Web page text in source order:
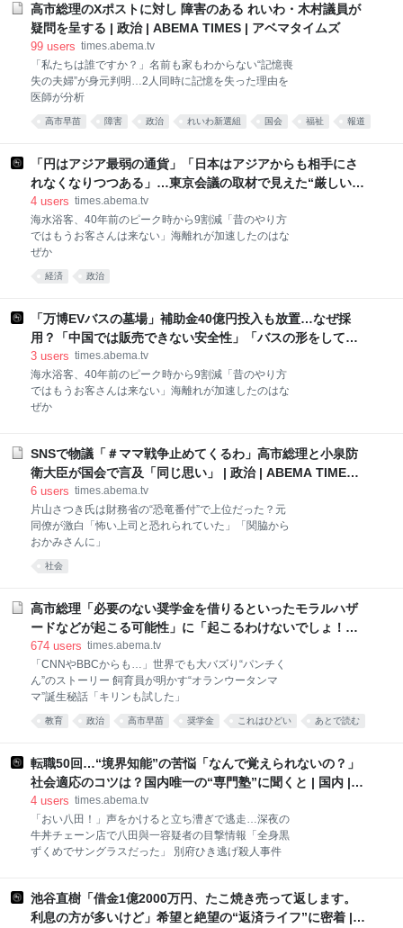
が語る胸中 名古屋主婦殺害事件
高市総理のXポストに対し 障害のある れいわ・木村議員が
疑問を呈する | 政治 | ABEMA TIMES | アベマタイムズ
99 users times.abema.tv
「私たちは誰ですか？」名前も家もわからない“記憶喪
失の夫婦”が身元判明…2人同時に記憶を失った理由を
医師が分析
高市早苗 障害 政治 れいわ新選組 国会 福祉 報道
「円はアジア最弱の通貨」「日本はアジアからも相手にさ
れなくなりつつある」…東京会議の取材で見えた“厳しい日
本人の現実”とは？ 原因は少子高齢化ではない？ | 国内 |
ABEMA TIMES | アベマタイムズ
4 users times.abema.tv
海水浴客、40年前のピーク時から9割減「昔のやり方
ではもうお客さんは来ない」海離れが加速したのはな
ぜか
経済 政治
「万博EVバスの墓場」補助金40億円投入も放置…なぜ採
用？「中国では販売できない安全性」「バスの形をして走
ればいいレベル」ジャーナリストが解説 | 国内 | ABEMA
TIMES | アベマタイムズ
3 users times.abema.tv
海水浴客、40年前のピーク時から9割減「昔のやり方
ではもうお客さんは来ない」海離れが加速したのはな
ぜか
SNSで物議「＃ママ戦争止めてくるわ」高市総理と小泉防
衛大臣が国会で言及「同じ思い」 | 政治 | ABEMA TIMES |
アベマタイムズ
6 users times.abema.tv
片山さつき氏は財務省の“恐竜番付”で上位だった？元
同僚が激白「怖い上司と恐れられていた」「関脇から
おかみさんに」
社会
高市総理「必要のない奨学金を借りるといったモラルハザ
ードなどが起こる可能性」に「起こるわけないでしょ！」
と痛烈ヤジ 奨学金返済減税めぐり | 政治 | ABEMA TIMES |
アベマタイムズ
674 users times.abema.tv
「CNNやBBCからも…」世界でも大バズり“パンチく
ん”のストーリー 飼育員が明かす“オランウータンマ
マ”誕生秘話「キリンも試した」
教育 政治 高市早苗 奨学金 これはひどい あとで読む
転職50回…“境界知能”の苦悩「なんで覚えられないの？」
社会適応のコツは？国内唯一の“専門塾”に聞くと | 国内 |
ABEMA TIMES | アベマタイムズ
4 users times.abema.tv
「おい八田！」声をかけると立ち漕ぎで逃走…深夜の
牛丼チェーン店で八田與一容疑者の目撃情報「全身黒
ずくめでサングラスだった」 別府ひき逃げ殺人事件
池谷直樹「借金1億2000万円、たこ焼き売って返します。
利息の方が多いけど」希望と絶望の“返済ライフ”に密着 |